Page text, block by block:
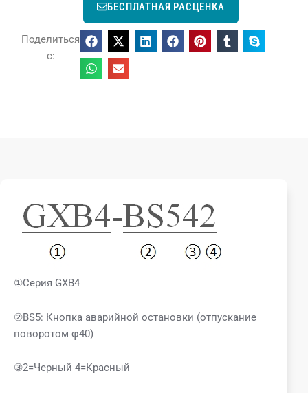
БЕСПЛАТНАЯ РАСЦЕНКА
Поделиться
с:
①Серия GXB4
②BS5: Кнопка аварийной остановки (отпускание
поворотом φ40)
③2=Черный 4=Красный